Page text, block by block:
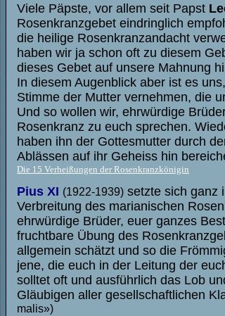
Viele Päpste, vor allem seit Papst
Rosenkranzgebet eindringlich
die heilige Rosenkranzandacht
haben wir ja schon oft zu diesem
dieses Gebet auf unsere Mahnung
In diesem Augenblick aber ist es
Stimme der Mutter vernehmen, die
Und so wollen wir, ehrwürdige
Rosenkranz zu euch sprechen.
haben ihn der Gottesmutter durch
Ablässen auf ihr Geheiss hin
Die 15 Verheißungen der Rosenkranzkönigin
Pius XI (1922-1939) setzte sich ganz
Verbreitung des marianischen
ehrwürdige Brüder, euer ganzes
fruchtbare Übung des
allgemein schätzt und so die
jene, die euch in der Leitung der
solltet oft und ausführlich das Lob
Gläubigen aller gesellschaftlichen
malis»)